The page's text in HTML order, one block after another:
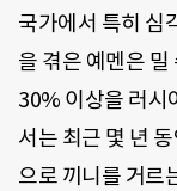
국가에서 특히 심
을 겪은 예멘은
30% 이상을 러시
서는 최근 몇 년
으로 끼니를 거르